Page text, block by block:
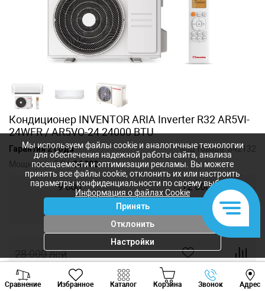
Кондиционер INVENTOR ARIA Inverter R32 AR5VI-
24WFR / AR5VO-24 24000 BTU
Гарантия 2 года Код товара:842132
Мощность, BTU:24 000
9 000 12 000
28 000лей
22 400 лей
Сравнение Избранное Каталог Корзина Звонок Адрес
Viber Whatsapp
Мы используем файлы cookie и аналогичные технологии
для обеспечения надежной работы сайта, анализа
посещаемости и оптимизации рекламы. Вы можете
принять все файлы cookie, отклонить их или настроить
параметры конфиденциальности по своему выбору.
Информация о файлах Cookie
Принять
Отклонить
Настройки